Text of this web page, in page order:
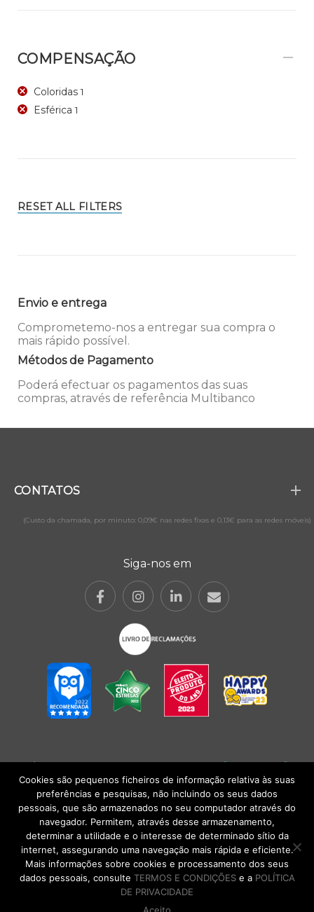
COMPENSAÇÃO
Coloridas 1
Esférica 1
RESET ALL FILTERS
Envio e entrega
Comprometemo-nos a entregar sua compra o
mais rápido possível.
Métodos de Pagamento
Poderá efectuar os pagamentos das suas
compras, através de referência Multibanco
CONTATOS
(Custo da chamada, por minuto: 0,09€ nas redes fixas e 0,13€ para as redes móveis)
Siga-nos em
POLÍTICA DE PRIVACIDADE|TERMOS E CONDIÇÕESlCONDIÇÕES
GERAIS DE VENDA| Alberto Oculista, SA 2026. Todos os direitos reservados.
Cookies são pequenos ficheiros de informação relativa às suas
preferências e pesquisas, não incluindo os seus dados
pessoais, que são armazenados no seu computador através do
navegador. Permitem, através desse armazenamento,
determinar a utilidade e o interesse de determinado sítio da
internet, assegurando uma navegação mais rápida e eficiente.
Mais informações sobre cookies e processamento dos seus
dados pessoais, consulte TERMOS E CONDIÇÕESe a POLÍTICA
DE PRIVACIDADE